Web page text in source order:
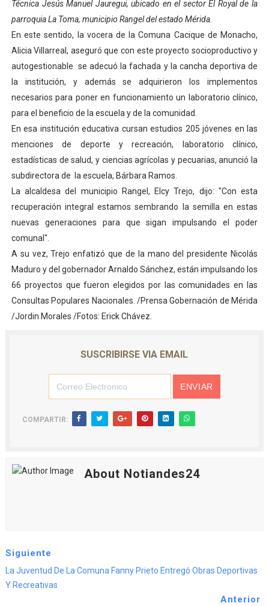
Alcaldía del Municipio Libertador realizó una jornada
Fundacite Mérida dicta taller gratuito de electrónica
INN-Mérida celebró el Lacto grado para promover el
Impulsan plan estratégico de seguridad ciudadana
Jornada social benefició a 250 familias en Los
Técnica Jesús Manuel Jauregui, ubicado en el sector El Royal de la
parroquia La Toma, municipio Rangel del estado Mérida.
En este sentido, la vocera de la Comuna Cacique de Monacho,
Alicia Villarreal, aseguró que con este proyecto socioproductivo y
autogestionable se adecuó la fachada y la cancha deportiva de
la institución, y además se adquirieron los implementos
necesarios para poner en funcionamiento un laboratorio clínico,
para el beneficio de la escuela y de la comunidad.
En esa institución educativa cursan estudios 205 jóvenes en las
menciones de deporte y recreación, laboratorio clínico,
estadísticas de salud, y ciencias agrícolas y pecuarias, anunció la
subdirectora de la escuela, Bárbara Ramos.
La alcaldesa del municipio Rangel, Elcy Trejo, dijo: "Con esta
recuperación integral estamos sembrando la semilla en estas
nuevas generaciones para que sigan impulsando el poder
comunal".
A su vez, Trejo enfatizó que de la mano del presidente Nicolás
Maduro y del gobernador Arnaldo Sánchez, están impulsando los
66 proyectos que fueron elegidos por las comunidades en las
Consultas Populares Nacionales. /Prensa Gobernación de Mérida
/Jordin Morales /Fotos: Erick Chávez.
SUSCRIBIRSE VIA EMAIL
COMPARTIR:
About Notiandes24
Siguiente
La Juventud De La Comuna Fanny Prieto Entregó Obras Deportivas
Y Recreativas
Anterior